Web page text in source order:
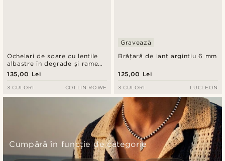
Ochelari de soare cu lentile
albastre în degrade și rame
geometrice transparente din
corn
135,00 Lei
3 CULORI COLLIN ROWE
Brățară de lanț argintiu 6 mm
Gravează
125,00 Lei
3 CULORI LUCLEON
Cumpără în funcție de categorie